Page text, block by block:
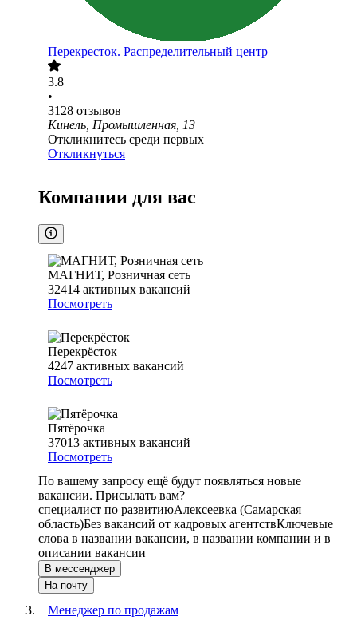
Перекресток. Распределительный центр
3.8
•
3128 отзывов
Кинель, Промышленная, 13
Откликнитесь среди первых
Откликнуться
Компании для вас
МАГНИТ, Розничная сеть
32414 активных вакансий
Посмотреть
Перекрёсток
4247 активных вакансий
Посмотреть
Пятёрочка
37013 активных вакансий
Посмотреть
По вашему запросу ещё будут появляться новые
вакансии. Присылать вам?
специалист по развитиюАлексеевка (Самарская
область)Без вакансий от кадровых агентствКлючевые
слова в названии вакансии, в названии компании и в
описании вакансии
В мессенджер
На почту
Менеджер по продажам